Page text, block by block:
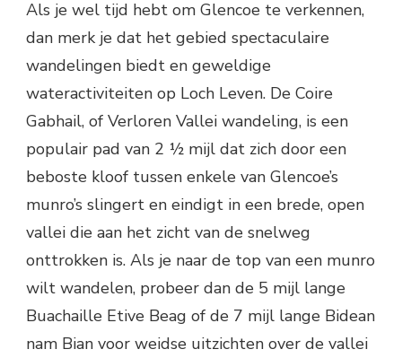
Als je wel tijd hebt om Glencoe te verkennen,
dan merk je dat het gebied spectaculaire
wandelingen biedt en geweldige
wateractiviteiten op Loch Leven. De Coire
Gabhail, of Verloren Vallei wandeling, is een
populair pad van 2 ½ mijl dat zich door een
beboste kloof tussen enkele van Glencoe’s
munro’s slingert en eindigt in een brede, open
vallei die aan het zicht van de snelweg
onttrokken is. Als je naar de top van een munro
wilt wandelen, probeer dan de 5 mijl lange
Buachaille Etive Beag of de 7 mijl lange Bidean
nam Bian voor weidse uitzichten over de vallei